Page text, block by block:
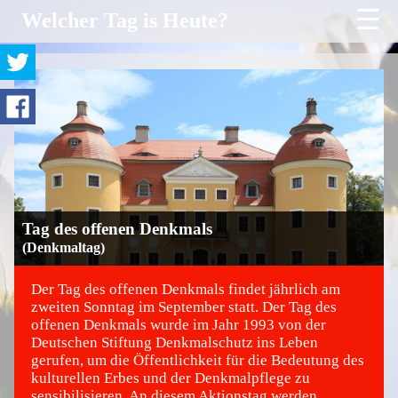
Welcher Tag is Heute? ☰
Tag des offenen Denkmals
(Denkmaltag)
©
Der Tag des offenen Denkmals findet jährlich am
zweiten Sonntag im September statt. Der Tag des
offenen Denkmals wurde im Jahr 1993 von der
Deutschen Stiftung Denkmalschutz ins Leben
gerufen, um die Öffentlichkeit für die Bedeutung des
kulturellen Erbes und der Denkmalpflege zu